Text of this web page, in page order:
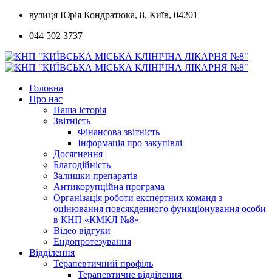
Skip
content
вулиця Юрія Кондратюка, 8, Київ, 04201
044 502 3737
Головна
Про нас
Наша історія
Звітність
Фінансова звітність
Інформація про закупівлі
Досягнення
Благодійність
Залишки препаратів
Антикорупційна програма
Організація роботи експертних команд з
оцінювання повсякденного функціонування особи
в КНП «КМКЛ №8»
Відео відгуки
Ендопротезування
Відділення
Терапевтичний профіль
Терапевтичне відділення